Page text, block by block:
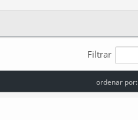
Filtrar
ordenar por: